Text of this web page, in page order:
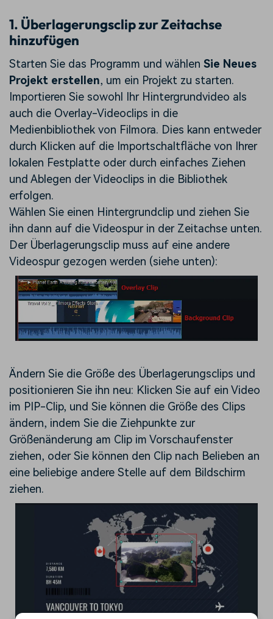
1. Überlagerungsclip zur Zeitachse
hinzufügen
Starten Sie das Programm und wählen Sie Neues
Projekt erstellen, um ein Projekt zu starten.
Importieren Sie sowohl Ihr Hintergrundvideo als
auch die Overlay-Videoclips in die
Medienbibliothek von Filmora. Dies kann entweder
durch Klicken auf die Importschaltfläche von Ihrer
lokalen Festplatte oder durch einfaches Ziehen
und Ablegen der Videoclips in die Bibliothek
erfolgen.
Wählen Sie einen Hintergrundclip und ziehen Sie
ihn dann auf die Videospur in der Zeitachse unten.
Der Überlagerungsclip muss auf eine andere
Videospur gezogen werden (siehe unten):
Ändern Sie die Größe des Überlagerungsclips und
positionieren Sie ihn neu: Klicken Sie auf ein Video
im PIP-Clip, und Sie können die Größe des Clips
ändern, indem Sie die Ziehpunkte zur
Größenänderung am Clip im Vorschaufenster
ziehen, oder Sie können den Clip nach Belieben an
eine beliebige andere Stelle auf dem Bildschirm
ziehen.